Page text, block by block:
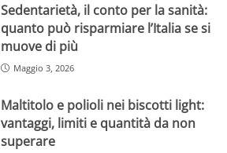
Sedentarietà, il conto per la sanità:
quanto può risparmiare l’Italia se si
muove di più
Maggio 3, 2026
Maltitolo e polioli nei biscotti light:
vantaggi, limiti e quantità da non
superare